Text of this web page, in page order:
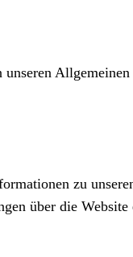
zu
über die